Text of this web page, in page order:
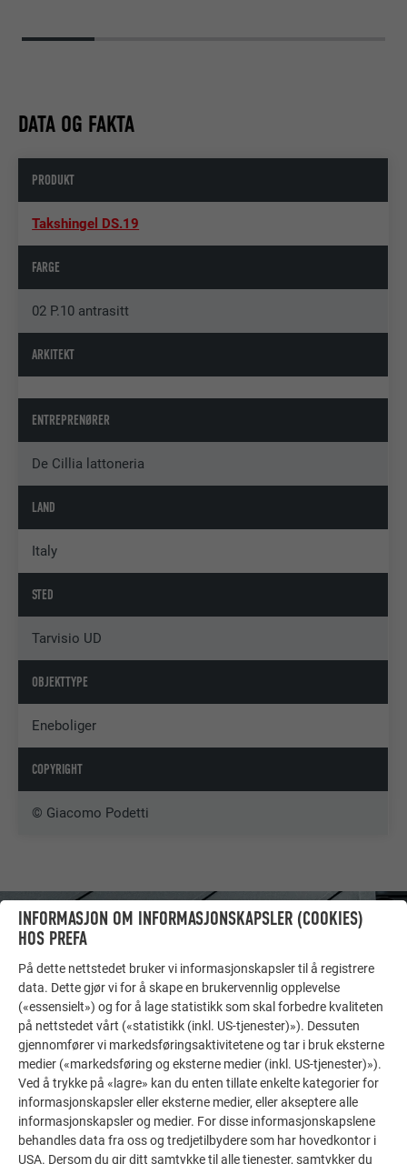
DATA OG FAKTA
PRODUKT
Takshingel DS.19
FARGE
02 P.10 antrasitt
ARKITEKT
ENTREPRENØRER
De Cillia lattoneria
LAND
Italy
STED
Tarvisio UD
OBJEKTTYPE
Eneboliger
COPYRIGHT
© Giacomo Podetti
FÅ INSPIRASJON!
FLERE OBJEKTER
INFORMASJON OM INFORMASJONSKAPSLER (COOKIES)
HOS PREFA
På dette nettstedet bruker vi informasjonskapsler til å registrere
data. Dette gjør vi for å skape en brukervennlig opplevelse
(«essensielt») og for å lage statistikk som skal forbedre kvaliteten
på nettstedet vårt («statistikk (inkl. US-tjenester)»). Dessuten
gjennomfører vi markedsføringsaktivitetene og tar i bruk eksterne
medier («markedsføring og eksterne medier (inkl. US-tjenester)»).
Ved å trykke på «lagre» kan du enten tillate enkelte kategorier for
informasjonskapsler eller eksterne medier, eller akseptere alle
informasjonskapsler og medier. For disse informasjonskapslene
behandles data fra oss og tredjetilbydere som har hovedkontor i
USA. Dersom du gir ditt samtykke til alle tjenester, samtykker du